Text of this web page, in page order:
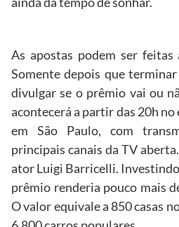
As apostas podem ser feitas
Somente depois que
divulgar se o prêmio vai ou
acontecerá a partir das 20h
em São Paulo, com
principais canais da TV
ator Luigi Barricelli. Investindo
prêmio renderia pouco mais
O valor equivale a 850 casas